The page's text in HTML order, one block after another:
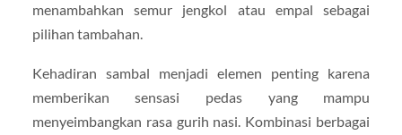
menambahkan semur jengkol atau empal sebagai
pilihan tambahan.
Kehadiran sambal menjadi elemen penting karena
memberikan sensasi pedas yang mampu
menyeimbangkan rasa gurih nasi. Kombinasi berbagai